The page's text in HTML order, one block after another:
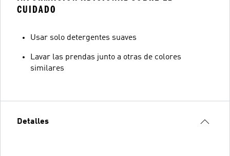
CUIDADO
Usar solo detergentes suaves
Lavar las prendas junto a otras de colores
similares
Detalles